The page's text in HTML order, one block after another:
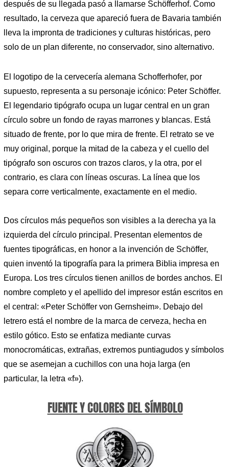
después de su llegada pasó a llamarse Schöfferhof. Como
resultado, la cerveza que apareció fuera de Bavaria también
lleva la impronta de tradiciones y culturas históricas, pero
solo de un plan diferente, no conservador, sino alternativo.
El logotipo de la cervecería alemana Schofferhofer, por
supuesto, representa a su personaje icónico: Peter Schöffer.
El legendario tipógrafo ocupa un lugar central en un gran
círculo sobre un fondo de rayas marrones y blancas. Está
situado de frente, por lo que mira de frente. El retrato se ve
muy original, porque la mitad de la cabeza y el cuello del
tipógrafo son oscuros con trazos claros, y la otra, por el
contrario, es clara con líneas oscuras. La línea que los
separa corre verticalmente, exactamente en el medio.
Dos círculos más pequeños son visibles a la derecha ya la
izquierda del círculo principal. Presentan elementos de
fuentes tipográficas, en honor a la invención de Schöffer,
quien inventó la tipografía para la primera Biblia impresa en
Europa. Los tres círculos tienen anillos de bordes anchos. El
nombre completo y el apellido del impresor están escritos en
el central: «Peter Schöffer von Gernsheim». Debajo del
letrero está el nombre de la marca de cerveza, hecha en
estilo gótico. Esto se enfatiza mediante curvas
monocromáticas, extrañas, extremos puntiagudos y símbolos
que se asemejan a cuchillos con una hoja larga (en
particular, la letra «f»).
FUENTE Y COLORES DEL SÍMBOLO